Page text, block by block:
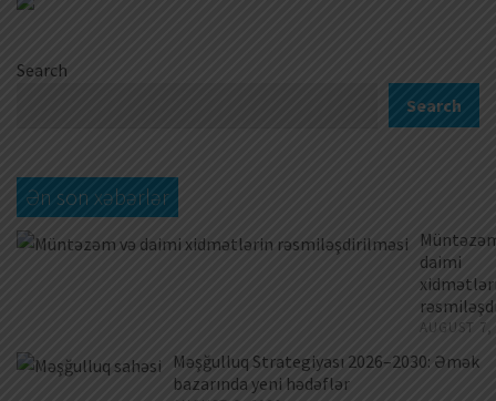
Search
Search
Ən son xəbərlər
daimi
AUGUST
Məşğulluq Strategiyası 2026–2030: Əmək
bazarında yeni hədəflər